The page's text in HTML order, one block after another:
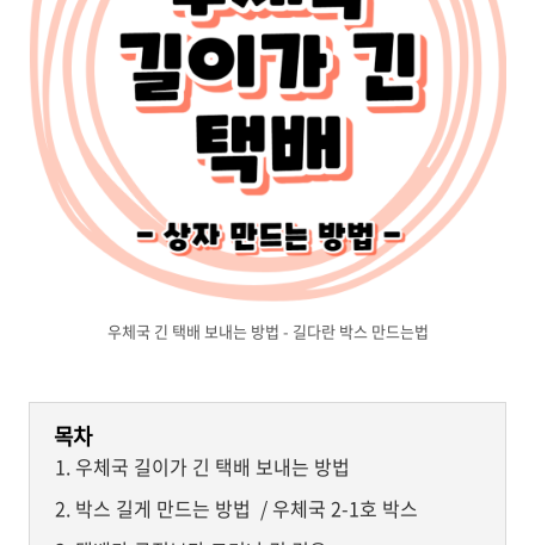
우체국 긴 택배 보내는 방법 - 길다란 박스 만드는법
목차
우체국 길이가 긴 택배 보내는 방법
박스 길게 만드는 방법 / 우체국 2-1호 박스